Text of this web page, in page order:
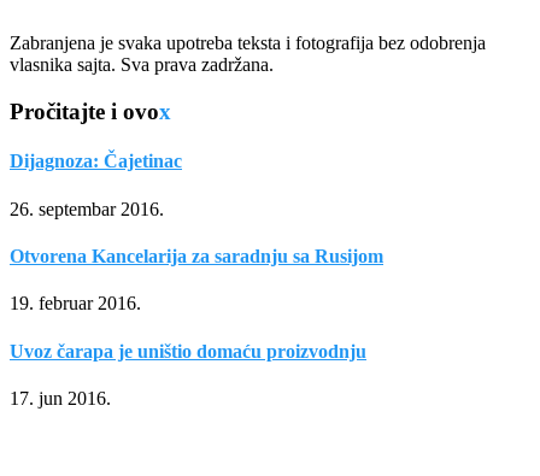
Zabranjena je svaka upotreba teksta i fotografija bez odobrenja
vlasnika sajta. Sva prava zadržana.
Pročitajte i ovox
Dijagnoza: Čajetinac
26. septembar 2016.
Otvorena Kancelarija za saradnju sa Rusijom
19. februar 2016.
Uvoz čarapa je uništio domaću proizvodnju
17. jun 2016.